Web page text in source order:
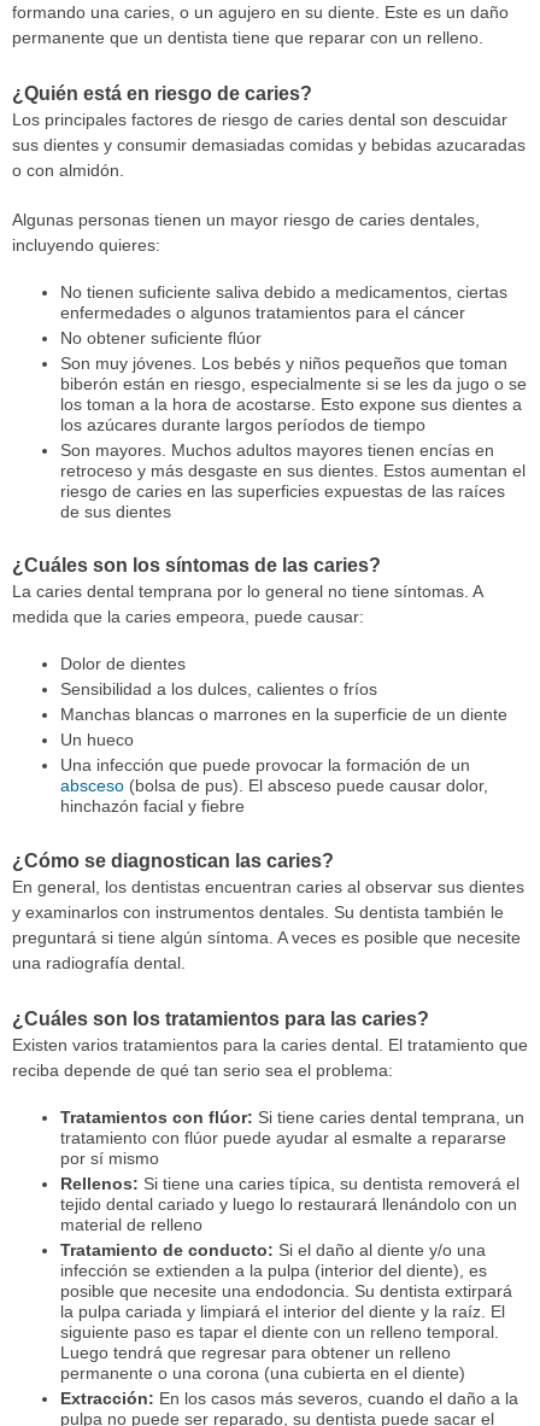
formando una caries, o un agujero en su diente. Este es un daño
permanente que un dentista tiene que reparar con un relleno.
¿Quién está en riesgo de caries?
Los principales factores de riesgo de caries dental son descuidar
sus dientes y consumir demasiadas comidas y bebidas azucaradas
o con almidón.
Algunas personas tienen un mayor riesgo de caries dentales,
incluyendo quieres:
No tienen suficiente saliva debido a medicamentos, ciertas
enfermedades o algunos tratamientos para el cáncer
No obtener suficiente flúor
Son muy jóvenes. Los bebés y niños pequeños que toman
biberón están en riesgo, especialmente si se les da jugo o se
los toman a la hora de acostarse. Esto expone sus dientes a
los azúcares durante largos períodos de tiempo
Son mayores. Muchos adultos mayores tienen encías en
retroceso y más desgaste en sus dientes. Estos aumentan el
riesgo de caries en las superficies expuestas de las raíces
de sus dientes
¿Cuáles son los síntomas de las caries?
La caries dental temprana por lo general no tiene síntomas. A
medida que la caries empeora, puede causar:
Dolor de dientes
Sensibilidad a los dulces, calientes o fríos
Manchas blancas o marrones en la superficie de un diente
Un hueco
Una infección que puede provocar la formación de un
absceso(bolsa de pus). El absceso puede causar dolor,
hinchazón facial y fiebre
¿Cómo se diagnostican las caries?
En general, los dentistas encuentran caries al observar sus dientes
y examinarlos con instrumentos dentales. Su dentista también le
preguntará si tiene algún síntoma. A veces es posible que necesite
una radiografía dental.
¿Cuáles son los tratamientos para las caries?
Existen varios tratamientos para la caries dental. El tratamiento que
reciba depende de qué tan serio sea el problema:
Tratamientos con flúor: Si tiene caries dental temprana, un
tratamiento con flúor puede ayudar al esmalte a repararse
por sí mismo
Rellenos: Si tiene una caries típica, su dentista removerá el
tejido dental cariado y luego lo restaurará llenándolo con un
material de relleno
Tratamiento de conducto: Si el daño al diente y/o una
infección se extienden a la pulpa (interior del diente), es
posible que necesite una endodoncia. Su dentista extirpará
la pulpa cariada y limpiará el interior del diente y la raíz. El
siguiente paso es tapar el diente con un relleno temporal.
Luego tendrá que regresar para obtener un relleno
permanente o una corona (una cubierta en el diente)
Extracción: En los casos más severos, cuando el daño a la
pulpa no puede ser reparado, su dentista puede sacar el